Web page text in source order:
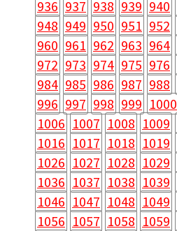
936 937 938 939 940
948 949 950 951 952
960 961 962 963 964
972 973 974 975 976
984 985 986 987 988
996 997 998 999 1000
1006 1007 1008 1009
1016 1017 1018 1019
1026 1027 1028 1029
1036 1037 1038 1039
1046 1047 1048 1049
1056 1057 1058 1059